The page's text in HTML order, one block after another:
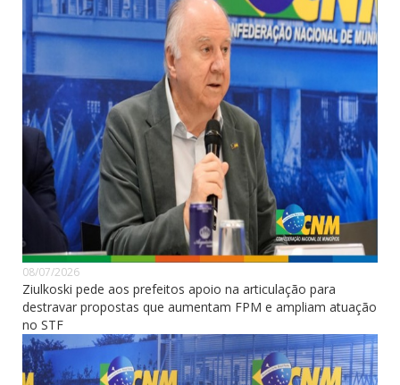
08/07/2026
Ziulkoski pede aos prefeitos apoio na articulação para
destravar propostas que aumentam FPM e ampliam atuação
no STF